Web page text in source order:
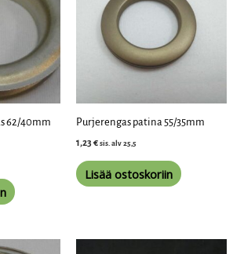
62/40mm
Purjerengas patina 55/35mm
1,23 € sis. alv 25,5
Lisää ostoskoriin